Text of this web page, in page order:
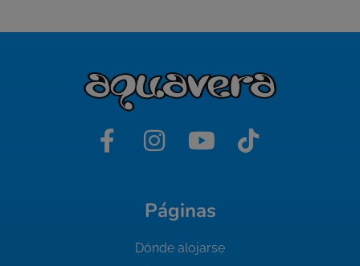
Páginas
Dónde alojarse